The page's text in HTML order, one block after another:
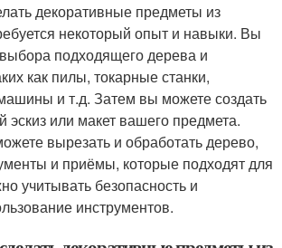
декоративные предметы из
некоторый опыт и навыки. Вы
подходящего дерева и
как пилы, токарные станки,
и т.д. Затем вы можете создать
эскиз или макет вашего предмета.
вырезать и обработать дерево,
и приёмы, которые подходят для
учитывать безопасность и
инструментов.